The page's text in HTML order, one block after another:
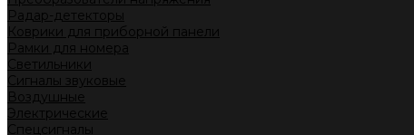
Радар-детекторы
Коврики для приборной панели
Рамки для номера
Светильники
Сигналы звуковые
Воздушные
Электрические
Спецсигналы